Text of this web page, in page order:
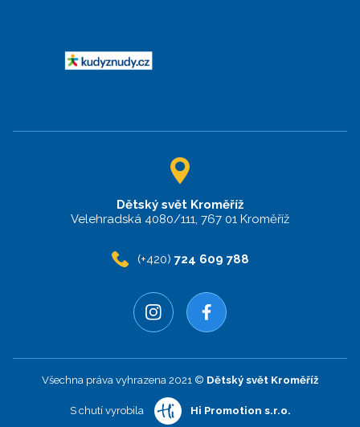
Dětský svět Kroměříž
Velehradská 4080/111, 767 01 Kroměříž
(+420) 724 609 788
Všechna práva vyhrazena 2021 © Dětský svět Kroměříž
S chutí vyrobila Hi Promotion s.r.o.